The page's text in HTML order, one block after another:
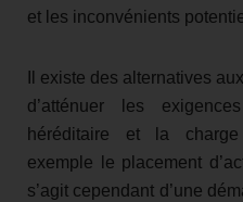
et les inconvénients
Il existe des alternatives
d’atténuer les
héréditaire et la
exemple le placement
s’agit cependant d’une